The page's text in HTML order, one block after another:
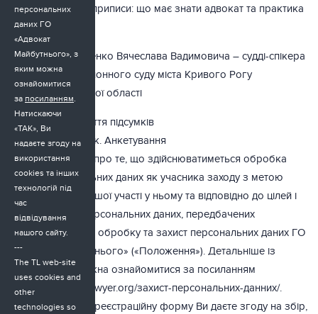
обмежувальний приписи: що має знати адвокат та практика
застосування
Доповідь Мазуренко Вячеслава Вадимовича – судді-спікера
Інгулецького районного суду міста Кривого Рогу
Дніпропетровської області
17:30-18:00 Підбиття підсумків
Зворотній зв’язок. Анкетування
Інформуємо Вас про те, що здійснюватиметься обробка
Ваших персональних даних як учасника заходу з метою
забезпечення Вашої участі у ньому та відповідно до цілей і
мети обробки персональних даних, передбачених
Положенням про обробку та захист персональних даних ГО
«Адвокат Майбутнього» («Положення»). Детальніше із
Положенням можна ознайомитися за посиланням
http://tomorrowslawyer.org/захист-персональних-данних/.
Заповнюючи цю реєстраційну форму Ви даєте згоду на збір,
персональних
даних ГО
«Адвокат
Майбутнього», з
яким можна
ознайомитися
за посиланням.
Натискаючи
«ТАК», Ви
надаєте згоду на
використання
cookies та інших
технологій під
час
відвідування
нашого сайту.
---
The TL web-site
uses cookies and
other
technologies so